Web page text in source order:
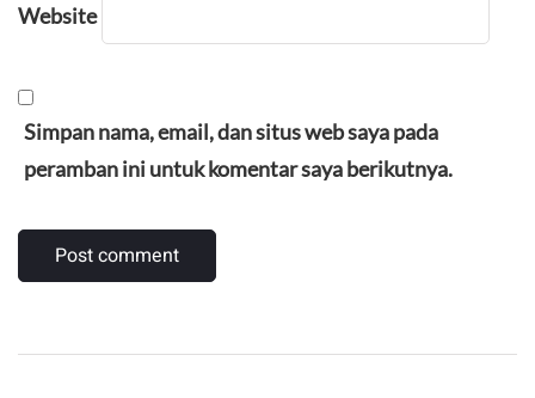
Website
Simpan nama, email, dan situs web saya pada
peramban ini untuk komentar saya berikutnya.